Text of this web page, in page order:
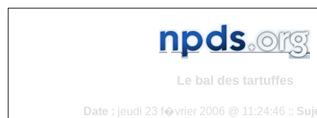
Le bal des tartuffes
Date : jeudi 23 f�vrier 2006 @ 11:24:46 ::